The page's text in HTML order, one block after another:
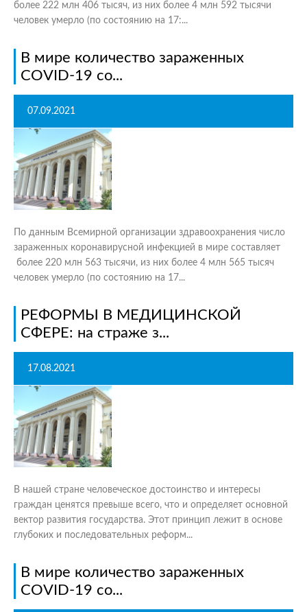
более 222 млн 406 тысяч, из них более 4 млн 592 тысячи
человек умерло (по состоянию на 17:...
В мире количество зараженных
COVID-19 со...
07.09.2021
По данным Всемирной организации здравоохранения число
зараженных коронавирусной инфекцией в мире составляет
более 220 млн 563 тысячи, из них более 4 млн 565 тысяч
человек умерло (по состоянию на 17...
РЕФОРМЫ В МЕДИЦИНСКОЙ
СФЕРЕ: на страже з...
17.08.2021
В нашей стране человеческое достоинство и интересы
граждан ценятся превыше всего, что и определяет основной
вектор развития государства. Этот принцип лежит в основе
глубоких и последовательных реформ...
В мире количество зараженных
COVID-19 со...